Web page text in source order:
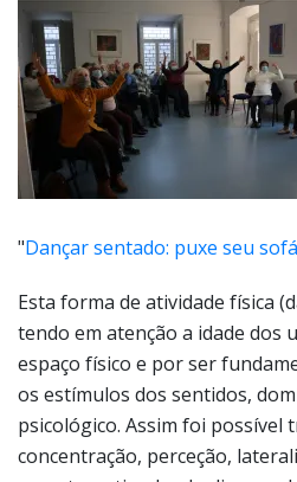
"Dançar sentado: puxe seu
Esta forma de atividade física
tendo em atenção a idade dos
espaço físico e por ser
os estímulos dos sentidos,
psicológico. Assim foi possível
concentração, perceção,